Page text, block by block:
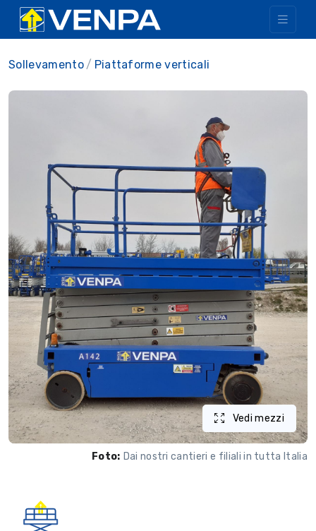
Sollevamento Piattaforme verticali
Vedi mezzi
Foto: Dai nostri cantieri e filiali in tutta Italia